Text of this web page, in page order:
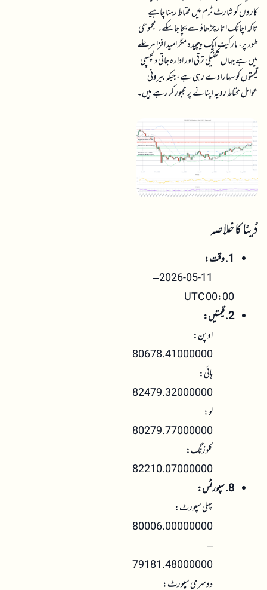
کاروں کو شارٹ ٹرم میں محتاط رہنا چاہیے
تاکہ اچانک اتار چڑھاؤ سے بچا جا سکے۔ مجموعی
طور پر، مارکیٹ ایک پیچیدہ مگر امید افزا مرحلے
میں ہے جہاں تکنیکی ترقی اور ادارہ جاتی دلچسپی
قیمتوں کو سہارا دے رہی ہے، جبکہ بیرونی
عوامل محتاط رویہ اپنانے پر مجبور کر رہے ہیں۔
ڈیٹا کا خلاصہ
1. وقت:
2026-05-11 –
00:00 UTC
2. قیمتیں:
اوپن:
80678.41000000
ہائی:
82479.32000000
لو:
80279.77000000
کلوزنگ:
82210.07000000
8. سپورٹس:
پہلی سپورٹ:
80006.00000000
–
79181.48000000
دوسری سپورٹ: